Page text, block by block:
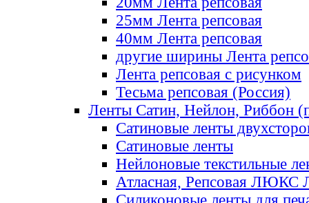
25мм Лента репсовая
40мм Лента репсовая
другие ширины Лента
Лента репсовая с рисунком
Тесьма репсовая (Россия)
Ленты Сатин, Нейлон, Риббон
Сатиновые ленты
Сатиновые ленты
Нейлоновые текстильные
Атласная, Репсовая ЛЮКС